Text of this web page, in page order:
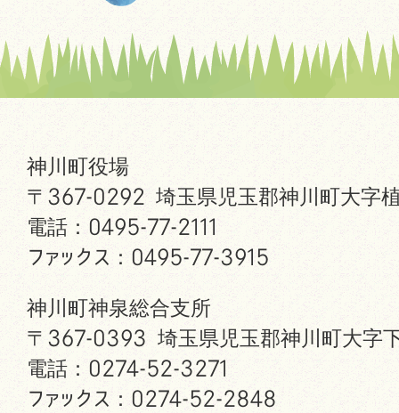
神川町役場
〒367-0292 埼玉県児玉郡神川町大字
電話：0495-77-2111
ファックス：0495-77-3915
神川町神泉総合支所
〒367-0393 埼玉県児玉郡神川町大字
電話：0274-52-3271
ファックス：0274-52-2848